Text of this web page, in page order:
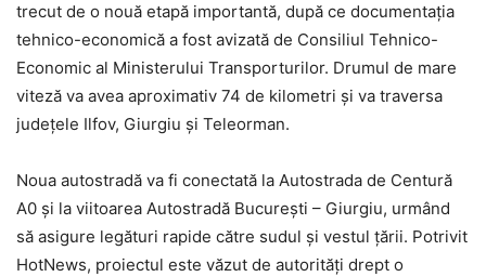
trecut de o nouă etapă importantă, după ce documentația
tehnico-economică a fost avizată de Consiliul Tehnico-
Economic al Ministerului Transporturilor. Drumul de mare
viteză va avea aproximativ 74 de kilometri și va traversa
județele Ilfov, Giurgiu și Teleorman.
Noua autostradă va fi conectată la Autostrada de Centură
A0 și la viitoarea Autostradă București – Giurgiu, urmând
să asigure legături rapide către sudul și vestul țării. Potrivit
HotNews, proiectul este văzut de autorități drept o